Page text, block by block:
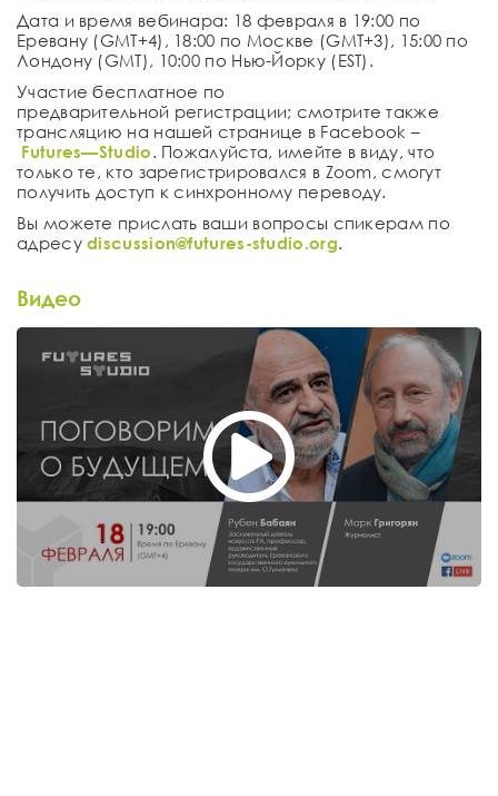
Дата и время вебинара: 18 февраля в 19:00 по
Еревану (GMT+4), 18:00 по Москве (GMT+3), 15:00 по
Лондону (GMT), 10:00 по Нью-Йорку (EST).
Участие бесплатное по
предварительной регистрации; смотрите также
трансляцию на нашей странице в Facebook –
Futures—Studio. Пожалуйста, имейте в виду, что
только те, кто зарегистрировался в Zoom, смогут
получить доступ к синхронному переводу.
Вы можете прислать ваши вопросы спикерам по
адресуdiscussion@futures-studio.org.
Видео